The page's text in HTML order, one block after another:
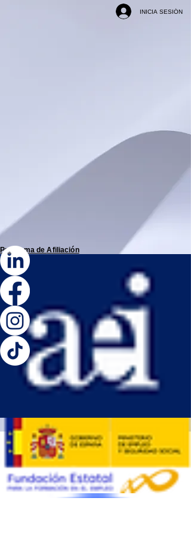
INICIA SESIÓN
Programa deAfiliación